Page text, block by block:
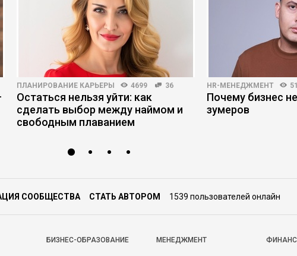
ПЛАНИРОВАНИЕ КАРЬЕРЫ 4699 36
Остаться нельзя уйти: как
сделать выбор между наймом и
свободным плаванием
HR-МЕНЕДЖМЕНТ
Почему бизнес
зумеров
СООБЩЕСТВА СТАТЬ АВТОРОМ 1539 пользователей онлайн
БИЗНЕС-ОБРАЗОВАНИЕ МЕНЕДЖМЕНТ